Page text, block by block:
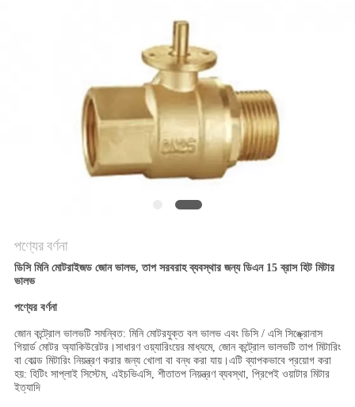
পণ্যের বর্ণনা
ডিসি মিনি মোটরাইজড জোন ভালভ, তাপ সরবরাহ ব্যবস্থার জন্য ডিএন 15 ব্রাস হিট মিটার
ভালভ
পণ্যের বর্ণনা
জোন কন্ট্রোল ভালভটি সমন্বিত: মিনি মোটরযুক্ত বল ভালভ এবং ডিসি / এসি সিঙ্ক্রোনাস
গিয়ার্ড মোটর অ্যাকিউরেটর।সাধারণ ওয়্যারিংয়ের মাধ্যমে, জোন কন্ট্রোল ভালভটি তাপ মিটারিং
বা কোল্ড মিটারিং নিয়ন্ত্রণ করার জন্য খোলা বা বন্ধ করা যায়।এটি ব্যাপকভাবে প্রয়োগ করা
হয়: হিটিং সাপ্লাই সিস্টেম, এইচভিএসি, শীতাতপ নিয়ন্ত্রণ ব্যবস্থা, প্রিপেই ওয়াটার মিটার
ইত্যাদি